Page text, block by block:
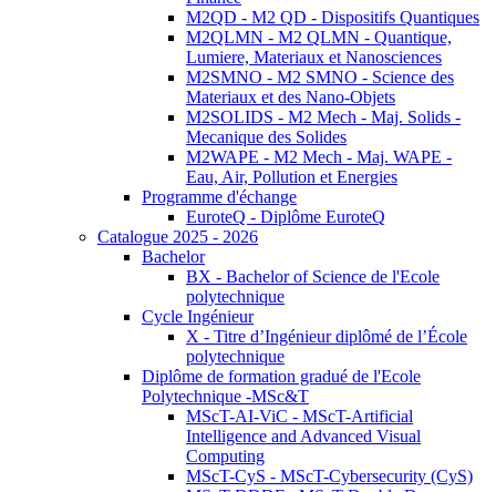
M2QD - M2 QD - Dispositifs Quantiques
M2QLMN - M2 QLMN - Quantique,
Lumiere, Materiaux et Nanosciences
M2SMNO - M2 SMNO - Science des
Materiaux et des Nano-Objets
M2SOLIDS - M2 Mech - Maj. Solids -
Mecanique des Solides
M2WAPE - M2 Mech - Maj. WAPE -
Eau, Air, Pollution et Energies
Programme d'échange
EuroteQ - Diplôme EuroteQ
Catalogue 2025 - 2026
Bachelor
BX - Bachelor of Science de l'Ecole
polytechnique
Cycle Ingénieur
X - Titre d’Ingénieur diplômé de l’École
polytechnique
Diplôme de formation gradué de l'Ecole
Polytechnique -MSc&T
MScT-AI-ViC - MScT-Artificial
Intelligence and Advanced Visual
Computing
MScT-CyS - MScT-Cybersecurity (CyS)